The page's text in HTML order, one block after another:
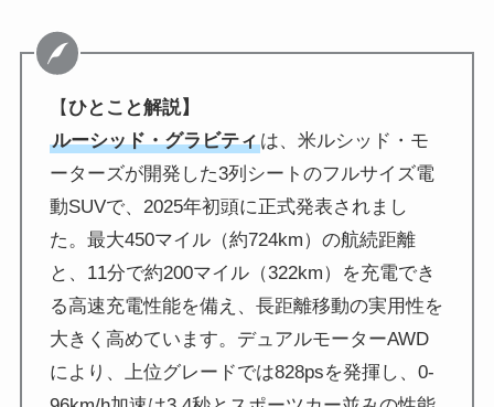
【ひとこと解説】
ルーシッド・グラビティは、米ルシッド・モ
ーターズが開発した3列シートのフルサイズ電
動SUVで、2025年初頭に正式発表されまし
た。最大450マイル（約724km）の航続距離
と、11分で約200マイル（322km）を充電でき
る高速充電性能を備え、長距離移動の実用性を
大きく高めています。デュアルモーターAWD
により、上位グレードでは828psを発揮し、0-